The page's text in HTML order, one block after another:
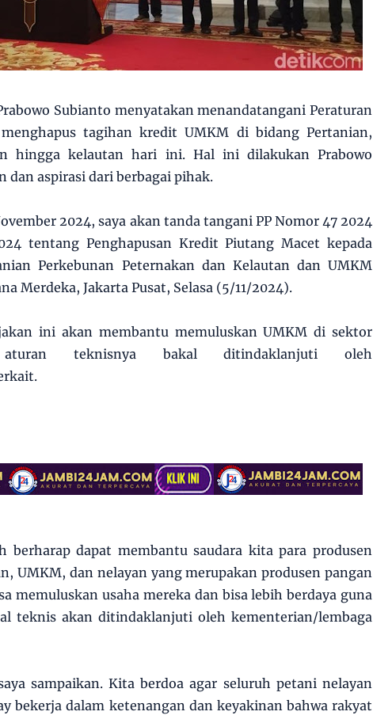
Subianto menyatakan menandatangani Peraturan
tagihan kredit UMKM di bidang Pertanian,
hingga kelautan hari ini. Hal ini dilakukan Prabowo
dan aspirasi dari berbagai pihak.
2024, saya akan tanda tangani PP Nomor 47 2024
tentang Penghapusan Kredit Piutang Macet kepada
Perkebunan Peternakan dan Kelautan dan UMKM
Merdeka, Jakarta Pusat, Selasa (5/11/2024).
ini akan membantu memuluskan UMKM di sektor
teknisnya bakal ditindaklanjuti oleh
berharap dapat membantu saudara kita para produsen
UMKM, dan nelayan yang merupakan produsen pangan
memuluskan usaha mereka dan bisa lebih berdaya guna
teknis akan ditindaklanjuti oleh kementerian/lembaga
sampaikan. Kita berdoa agar seluruh petani nelayan
bekerja dalam ketenangan dan keyakinan bahwa rakyat